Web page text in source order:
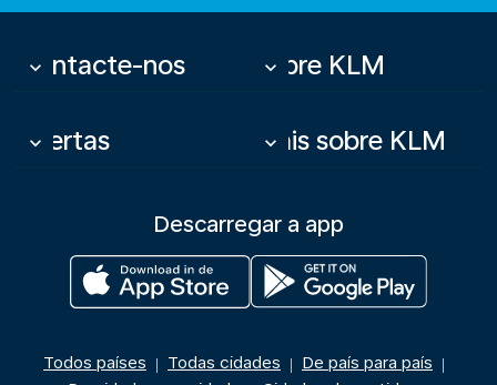
Contacte-nos
keyboard_arrow_down Sobre KLM
keyboard_arrow_down
Ofertas
keyboard_arrow_down Mais sobre KLM
keyboard_arrow_down
Descarregar a app
Todos países | Todas cidades | De país para país |